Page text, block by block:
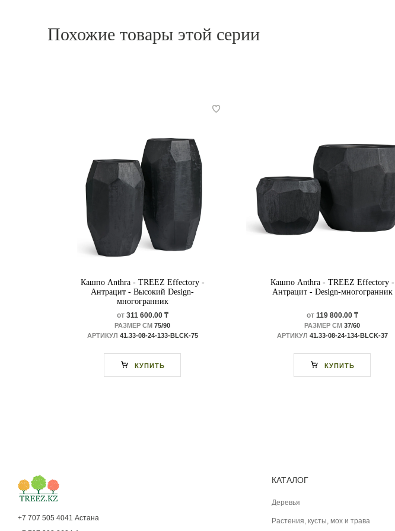
Похожие товары этой серии
Кашпо Anthra - TREEZ Effectory -
Антрацит - Высокий Design-
многогранник
от311 600.00 ₸
РАЗМЕР СМ 75/90
АРТИКУЛ 41.33-08-24-133-BLCK-75
КУПИТЬ
Кашпо Anthra - TREEZ Effectory -
Антрацит - Design-многогранник
от119 800.00 ₸
РАЗМЕР СМ 37/60
АРТИКУЛ 41.33-08-24-134-BLCK-37
КУПИТЬ
КАТАЛОГ
Деревья
Растения, кусты, мох и трава
+7 707 505 4041 Астана